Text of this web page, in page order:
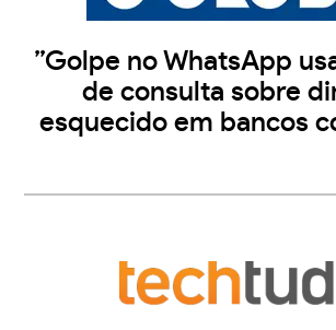
”Golpe no WhatsApp
de consulta sobre
esquecido em bancos